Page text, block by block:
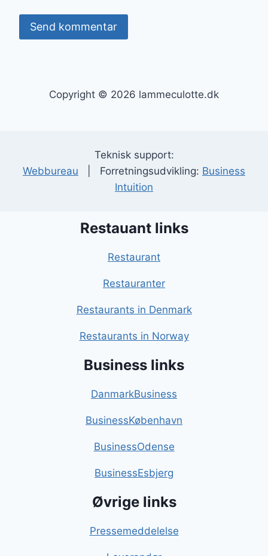
Copyright © 2026 lammeculotte.dk
Teknisk support:
Webbureau | Forretningsudvikling: Business
Intuition
Restauant links
Restaurant
Restauranter
Restaurants in Denmark
Restaurants in Norway
Business links
DanmarkBusiness
BusinessKøbenhavn
BusinessOdense
BusinessEsbjerg
Øvrige links
Pressemeddelelse